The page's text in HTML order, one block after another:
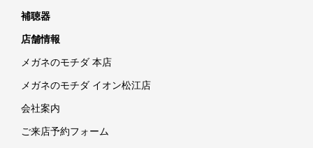
補聴器
店舗情報
メガネのモチダ 本店
メガネのモチダ イオン松江店
会社案内
ご来店予約フォーム